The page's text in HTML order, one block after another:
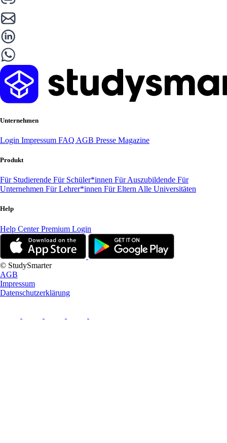
Unternehmen
Login Impressum FAQ AGB Presse Magazine
Produkt
Für Studierende Für Schüler*innen Für Auszubildende Für
Unternehmen Für Lehrer*innen Für Eltern Alle Universitäten
Help
Help CenterPremium Login
© StudySmarter
AGB
Impressum
Datenschutzerklärung